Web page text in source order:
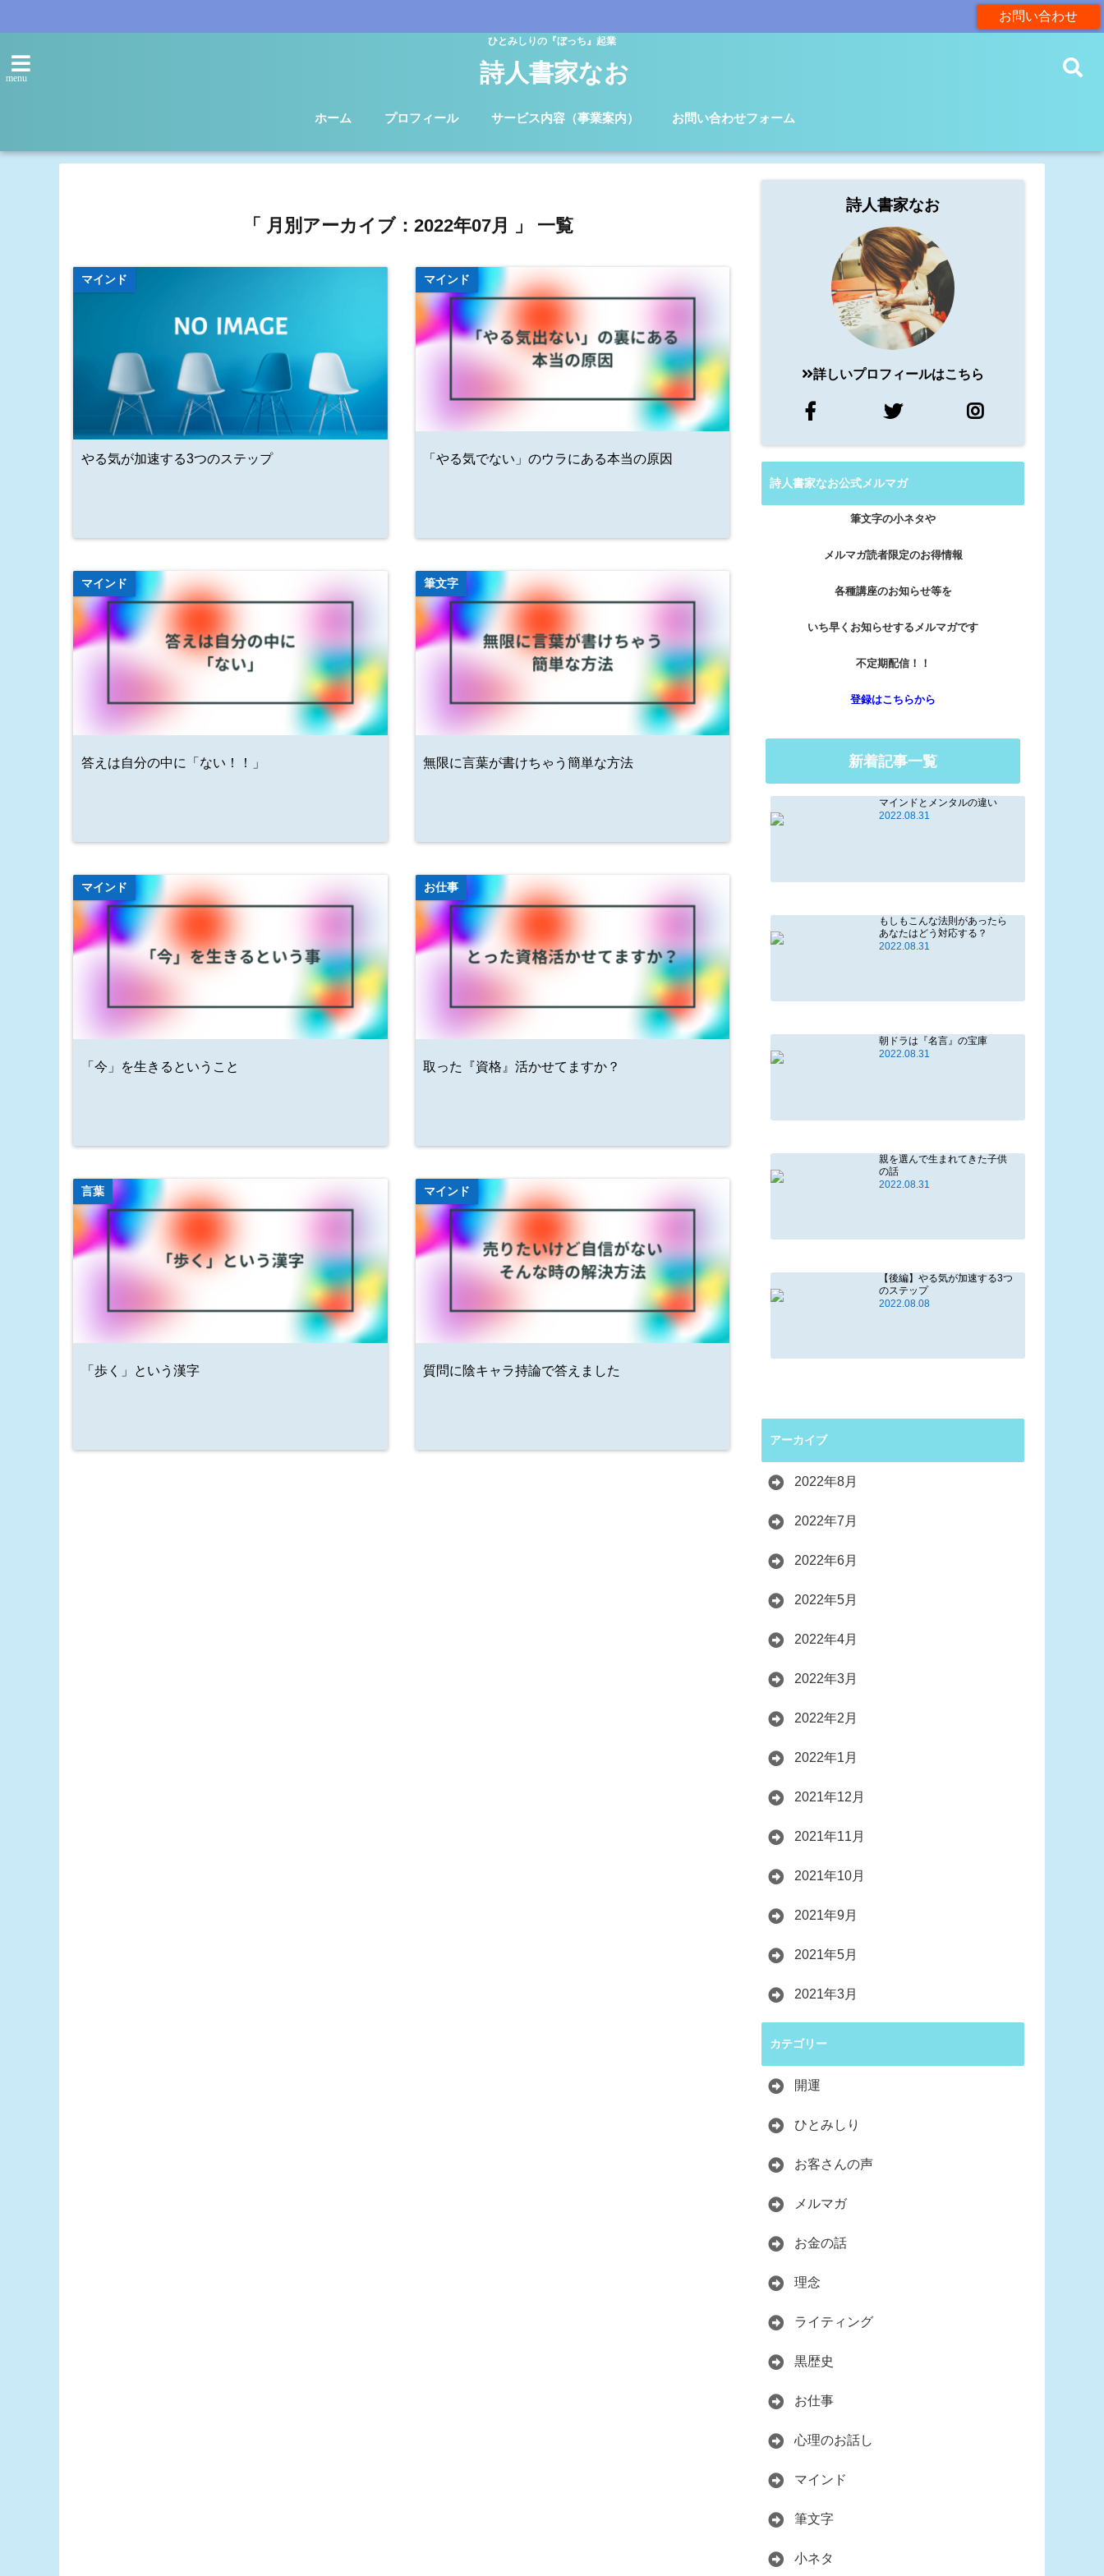
お問い合わせ
ひとみしりの『ぼっち』起業
menu 詩人書家なお
ホーム プロフィール サービス内容（事業案内） お問い合わせフォーム
「 月別アーカイブ：2022年07月 」 一覧
マインド
やる気が加速する3つのステップ
マインド
「やる気でない」のウラにある本当の原因
マインド
答えは自分の中に「ない！！」
筆文字
無限に言葉が書けちゃう簡単な方法
マインド
「今」を生きるということ
お仕事
取った『資格』活かせてますか？
言葉
「歩く」という漢字
マインド
質問に陰キャラ持論で答えました
詩人書家なお
詳しいプロフィールはこちら
詩人書家なお公式メルマガ
筆文字の小ネタや
メルマガ読者限定のお得情報
各種講座のお知らせ等を
いち早くお知らせするメルマガです
不定期配信！！
登録はこちらから
新着記事一覧
マインドとメンタルの違い
2022.08.31
もしもこんな法則があったら
あなたはどう対応する？
2022.08.31
朝ドラは『名言』の宝庫
2022.08.31
親を選んで生まれてきた子供
の話
2022.08.31
【後編】やる気が加速する3つ
のステップ
2022.08.08
アーカイブ
2022年8月
2022年7月
2022年6月
2022年5月
2022年4月
2022年3月
2022年2月
2022年1月
2021年12月
2021年11月
2021年10月
2021年9月
2021年5月
2021年3月
カテゴリー
開運
ひとみしり
お客さんの声
メルマガ
お金の話
理念
ライティング
黒歴史
お仕事
心理のお話し
マインド
筆文字
小ネタ